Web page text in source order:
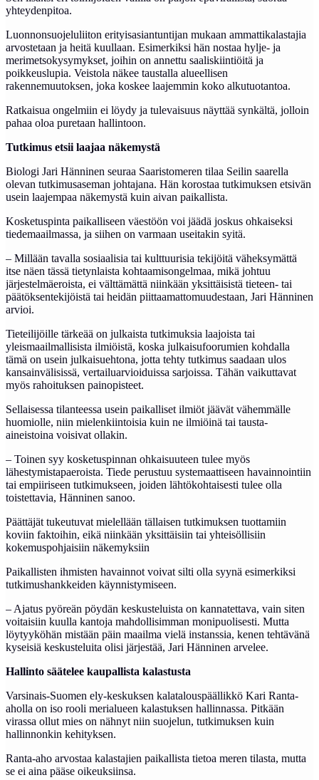
yhteydenpitoa.
Luonnonsuojeluliiton erityisasiantuntijan mukaan ammattikalastajia
arvostetaan ja heitä kuullaan. Esimerkiksi hän nostaa hylje- ja
merimetsokysymykset, joihin on annettu saaliskiintiöitä ja
poikkeuslupia. Veistola näkee taustalla alueellisen
rakennemuutoksen, joka koskee laajemmin koko alkutuotantoa.
Ratkaisua ongelmiin ei löydy ja tulevaisuus näyttää synkältä, jolloin
pahaa oloa puretaan hallintoon.
Tutkimus etsii laajaa näkemystä
Biologi Jari Hänninen seuraa Saaristomeren tilaa Seilin saarella
olevan tutkimusaseman johtajana. Hän korostaa tutkimuksen etsivän
usein laajempaa näkemystä kuin aivan paikallista.
Kosketuspinta paikalliseen väestöön voi jäädä joskus ohkaiseksi
tiedemaailmassa, ja siihen on varmaan useitakin syitä.
– Millään tavalla sosiaalisia tai kulttuurisia tekijöitä väheksymättä
itse näen tässä tietynlaista kohtaamisongelmaa, mikä johtuu
järjestelmäeroista, ei välttämättä niinkään yksittäisistä tieteen- tai
päätöksentekijöistä tai heidän piittaamattomuudestaan, Jari Hänninen
arvioi.
Tieteilijöille tärkeää on julkaista tutkimuksia laajoista tai
yleismaailmallisista ilmiöistä, koska julkaisufoorumien kohdalla
tämä on usein julkaisuehtona, jotta tehty tutkimus saadaan ulos
kansainvälisissä, vertailuarvioiduissa sarjoissa. Tähän vaikuttavat
myös rahoituksen painopisteet.
Sellaisessa tilanteessa usein paikalliset ilmiöt jäävät vähemmälle
huomiolle, niin mielenkiintoisia kuin ne ilmiöinä tai tausta-
aineistoina voisivat ollakin.
– Toinen syy kosketuspinnan ohkaisuuteen tulee myös
lähestymistapaeroista. Tiede perustuu systemaattiseen havainnointiin
tai empiiriseen tutkimukseen, joiden lähtökohtaisesti tulee olla
toistettavia, Hänninen sanoo.
Päättäjät tukeutuvat mielellään tällaisen tutkimuksen tuottamiin
koviin faktoihin, eikä niinkään yksittäisiin tai yhteisöllisiin
kokemuspohjaisiin näkemyksiin
Paikallisten ihmisten havainnot voivat silti olla syynä esimerkiksi
tutkimushankkeiden käynnistymiseen.
– Ajatus pyöreän pöydän keskusteluista on kannatettava, vain siten
voitaisiin kuulla kantoja mahdollisimman monipuolisesti. Mutta
löytyyköhän mistään päin maailma vielä instanssia, kenen tehtävänä
kyseisiä keskusteluita olisi järjestää, Jari Hänninen arvelee.
Hallinto säätelee kaupallista kalastusta
Varsinais-Suomen ely-keskuksen kalatalouspäällikkö Kari Ranta-
aholla on iso rooli merialueen kalastuksen hallinnassa. Pitkään
virassa ollut mies on nähnyt niin suojelun, tutkimuksen kuin
hallinnonkin kehityksen.
Ranta-aho arvostaa kalastajien paikallista tietoa meren tilasta, mutta
se ei aina pääse oikeuksiinsa.